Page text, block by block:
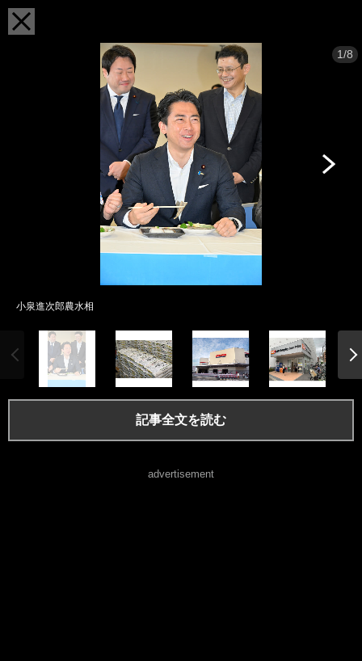
1/8
小泉進次郎農水相
記事全文を読む
advertisement